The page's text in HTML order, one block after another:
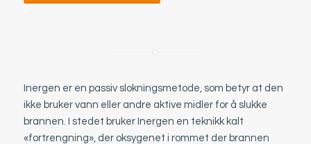
Inergen er en passiv slokningsmetode, som betyr at den
ikke bruker vann eller andre aktive midler for å slukke
brannen. I stedet bruker Inergen en teknikk kalt
«fortrengning», der oksygenet i rommet der brannen